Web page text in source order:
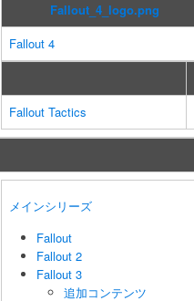
Fallout_4_logo.png
Fallout 4
Fallout Tactics
メインシリーズ
Fallout
Fallout 2
Fallout 3
追加コンテンツ